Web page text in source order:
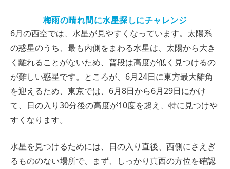
梅雨の晴れ間に水星探しにチャレンジ
6月の西空では、水星が見やすくなっています。太陽系
の惑星のうち、最も内側をまわる水星は、太陽から大き
く離れることがないため、普段は高度が低く見つけるの
が難しい惑星です。ところが、6月24日に東方最大離角
を迎えるため、東京では、6月8日から6月29日にかけ
て、日の入り30分後の高度が10度を超え、特に見つけや
すくなります。
水星を見つけるためには、日の入り直後、西側にさえぎ
るもののない場所で、まず、しっかり真西の方位を確認